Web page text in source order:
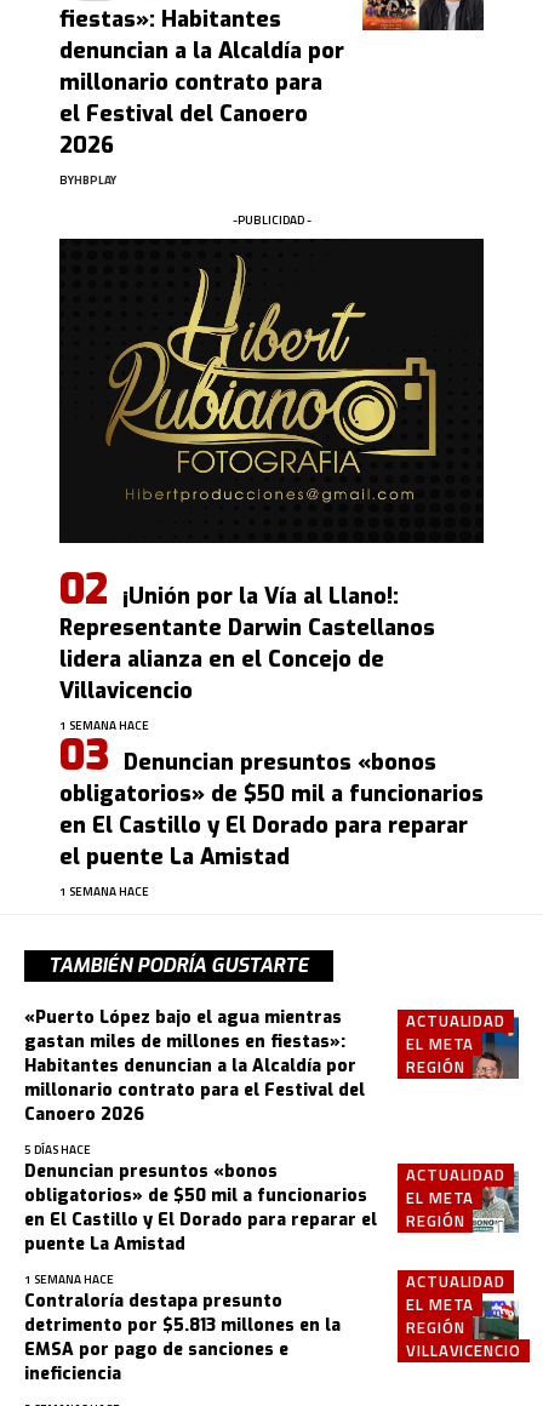
fiestas»: Habitantes
denuncian a la Alcaldía por
millonario contrato para
el Festival del Canoero
2026
BYHBPLAY
-PUBLICIDAD -
¡Unión por la Vía al Llano!:
Representante Darwin Castellanos
lidera alianza en el Concejo de
Villavicencio
1 SEMANA HACE
Denuncian presuntos «bonos
obligatorios» de $50 mil a funcionarios
en El Castillo y El Dorado para reparar
el puente La Amistad
1 SEMANA HACE
TAMBIÉN PODRÍA GUSTARTE
ACTUALIDAD
EL META
REGIÓN
«Puerto López bajo el agua mientras
gastan miles de millones en fiestas»:
Habitantes denuncian a la Alcaldía por
millonario contrato para el Festival del
Canoero 2026
5 DÍAS HACE
ACTUALIDAD
EL META
REGIÓN
Denuncian presuntos «bonos
obligatorios» de $50 mil a funcionarios
en El Castillo y El Dorado para reparar el
puente La Amistad
1 SEMANA HACE
ACTUALIDAD
EL META
REGIÓN
VILLAVICENCIO
Contraloría destapa presunto
detrimento por $5.813 millones en la
EMSA por pago de sanciones e
ineficiencia